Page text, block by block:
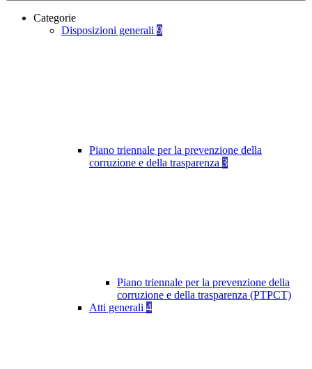
Categorie
Disposizioni generali 9
Piano triennale per la prevenzione della
corruzione e della trasparenza 3
Piano triennale per la prevenzione della
corruzione e della trasparenza (PTPCT)
Atti generali 4